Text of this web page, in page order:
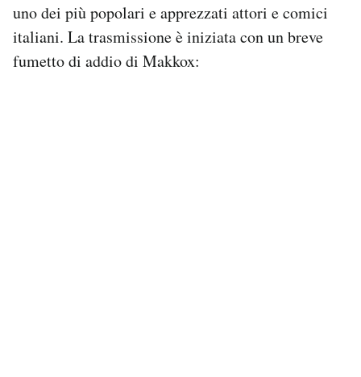
SHOP
uno dei più popolari e apprezzati attori e comici
italiani. La trasmissione è iniziata con un breve
fumetto di addio di Makkox: